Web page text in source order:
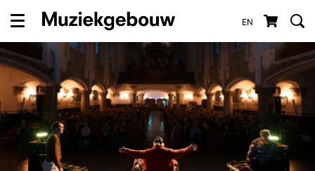
EN
Menu